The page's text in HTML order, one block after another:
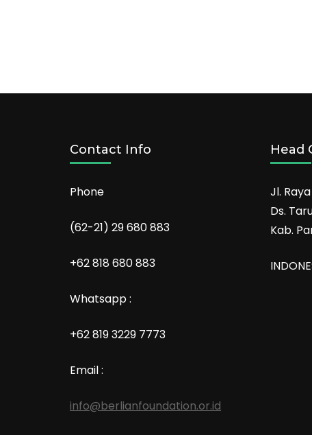
Contact Info
Phone
(62-21) 29 680 883
+62 818 680 883
Whatsapp :
+62 819 3229 7773
Email :
info@berlianfoundation.or.id
Head
Jl.
Ds.
Kab.